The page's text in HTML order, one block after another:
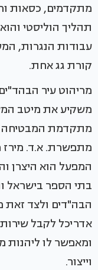
מתקדמים, כסאות
תהליך הוליסטי
עבודות הנגרות,
קורת גג אחת.
מריהוט עיר
משקיע את מיטב
מתקדמת המבטיחה
מתפשרת. א.ד. מירז
המפעל הוא היצרן
בתי הספר בישראל
הבה"דים ולצד זאת
אדריכל לקבל
ומאפשר לו ליהנות
וייצור.